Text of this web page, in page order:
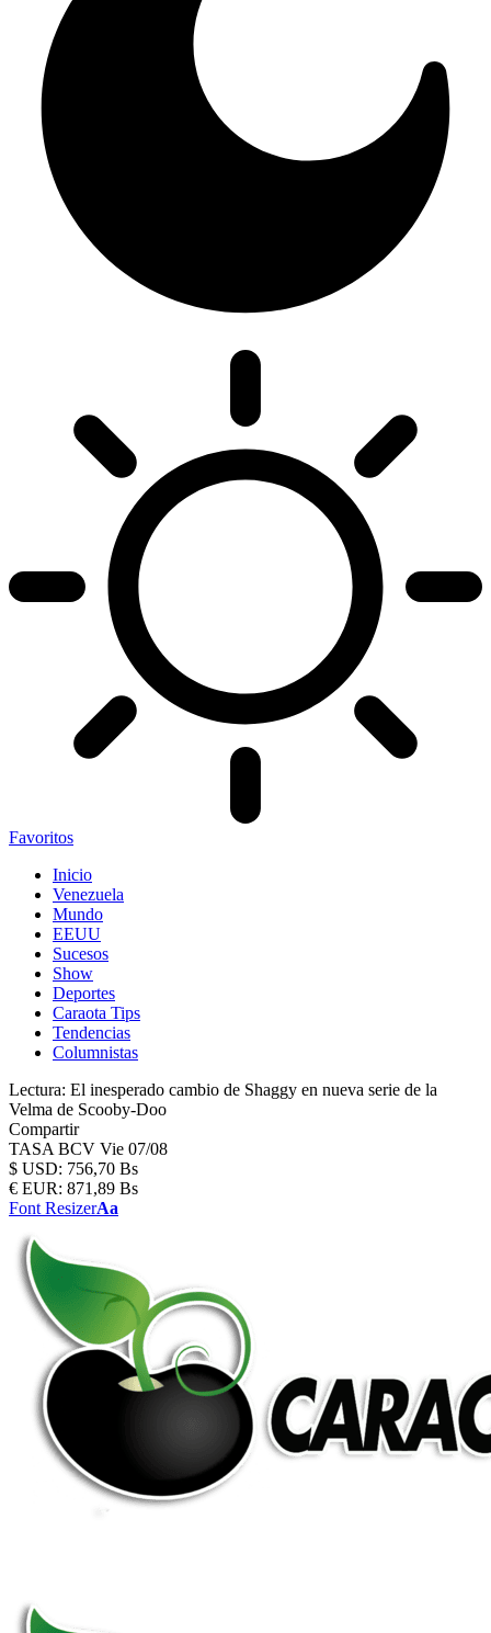
Favoritos
Inicio
Venezuela
Mundo
EEUU
Sucesos
Show
Deportes
Caraota Tips
Tendencias
Columnistas
Lectura: El inesperado cambio de Shaggy en nueva serie de la
Velma de Scooby-Doo
Compartir
TASA BCV Vie 07/08
$ USD: 756,70 Bs
€ EUR: 871,89 Bs
Font ResizerAa